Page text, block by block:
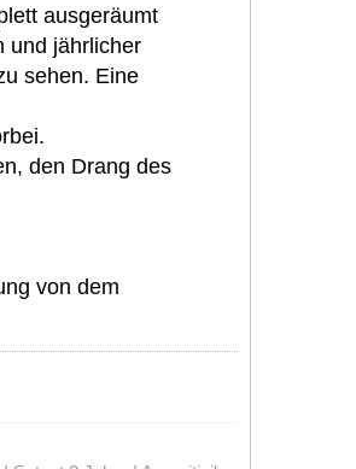
ausgeräumt
und jährlicher
sehen. Eine
den Drang des
von dem